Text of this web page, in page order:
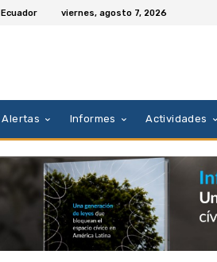
Ecuador viernes, agosto 7, 2026
Alertas Informes Actividades